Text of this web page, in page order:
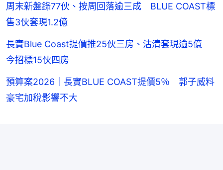
周末新盤錄77伙、按周回落逾三成 BLUE COAST標
售3伙套現1.2億
長實Blue Coast提價推25伙三房、沽清套現逾5億
今招標15伙四房
預算案2026｜長實BLUE COAST提價5％ 郭子威料
豪宅加稅影響不大